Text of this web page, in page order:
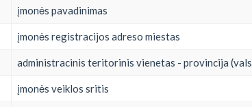
įmonės pavadinimas
įmonės registracijos adreso miestas
administracinis teritorinis vienetas - provincija
įmonės veiklos sritis